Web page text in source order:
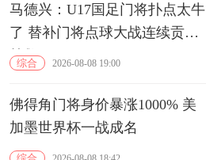
马德兴：U17国足门将扑点太牛
了 替补门将点球大战连续贡献
扑救
综合 2026-08-08 19:00
佛得角门将身价暴涨1000% 美
加墨世界杯一战成名